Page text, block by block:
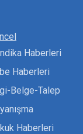
Haberleri
Haberleri
Belge-Talep
Haberleri